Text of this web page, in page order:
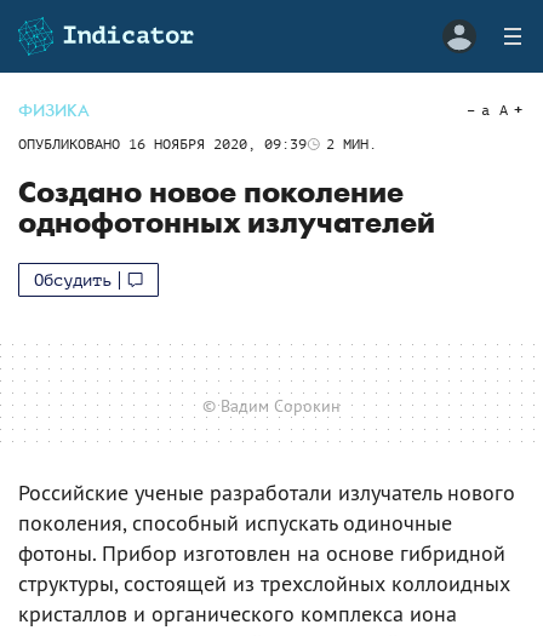
ФИЗИКА
ОПУБЛИКОВАНО 16 НОЯБРЯ 2020, 09:39 2 МИН.
a A
Создано новое поколение
однофотонных излучателей
Обсудить
© Вадим Сорокин
Российские ученые разработали излучатель нового
поколения, способный испускать одиночные
фотоны. Прибор изготовлен на основе гибридной
структуры, состоящей из трехслойных коллоидных
кристаллов и органического комплекса иона